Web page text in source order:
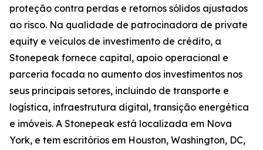
proteção contra perdas e retornos sólidos ajustados
ao risco. Na qualidade de patrocinadora de private
equity e veículos de investimento de crédito, a
Stonepeak fornece capital, apoio operacional e
parceria focada no aumento dos investimentos nos
seus principais setores, incluindo de transporte e
logística, infraestrutura digital, transição energética
e imóveis. A Stonepeak está localizada em Nova
York, e tem escritórios em Houston, Washington, DC,